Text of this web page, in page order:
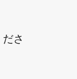
さ